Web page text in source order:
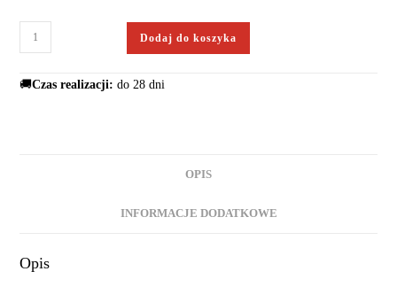
Dodaj do koszyka
🚚Czas realizacji:do 28 dni
OPIS
INFORMACJE DODATKOWE
Opis